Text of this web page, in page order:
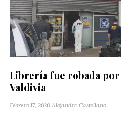
Librería fue robada
Valdivia
Febrero 17, 2020 Alejandra Castellano